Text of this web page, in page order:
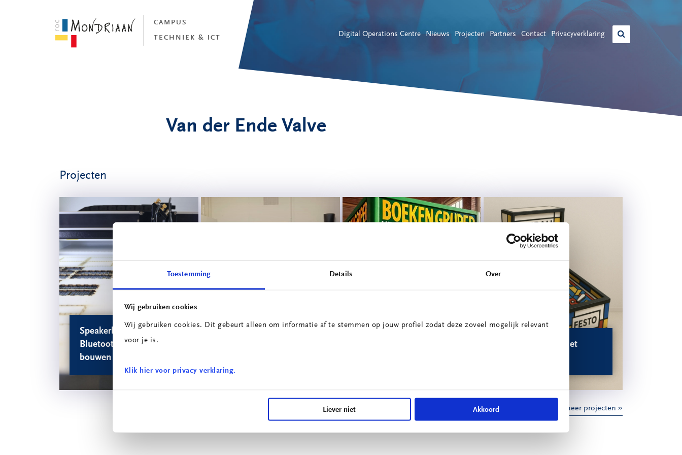
Toestemming Details Over
Wij gebruiken cookies
Wij gebruiken cookies. Dit gebeurt alleen om informatie af te stemmen op jouw profiel zodat deze zoveel mogelijk relevant
voor je is.
Klik hier voor privacy verklaring.
Liever niet Akkoord
CAMPUS
TECHNIEK & ICT Digital Operations Centre Nieuws Projecten Partners Contact Privacyverklaring
Van der Ende Valve
Projecten
Speakerbuilders – eigen
Bluetooth-speaker
bouwen
Testopstelling
Festo x ITEM: Het
Bekijk meer projecten